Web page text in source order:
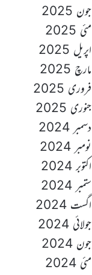
جون 2025
مئی 2025
اپریل 2025
مارچ 2025
فروری 2025
جنوری 2025
دسمبر 2024
نومبر 2024
اکتوبر 2024
ستمبر 2024
اگست 2024
جولائی 2024
جون 2024
مئی 2024